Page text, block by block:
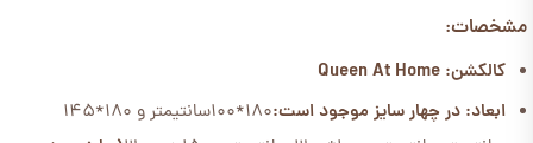
مشخصات:
کالکشن: Queen At Home
ابعاد: در چهار سایز موجود است:
180*100سانتیمتر و 180*145